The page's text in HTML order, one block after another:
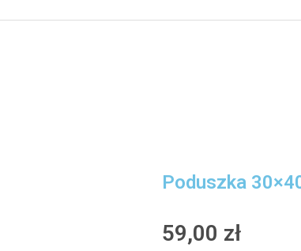
Poduszka
59,00 zł